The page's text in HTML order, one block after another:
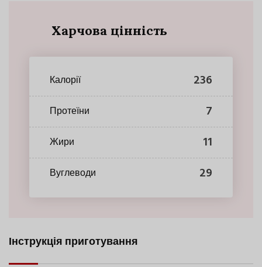
Харчова цінність
Калорії 236
Протеїни 7
Жири 11
Вуглеводи 29
Інструкція приготування